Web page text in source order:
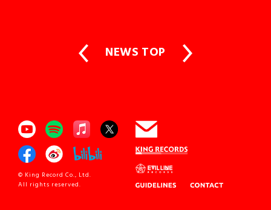
NEWS TOP
© King Record Co., Ltd.
All rights reserved.